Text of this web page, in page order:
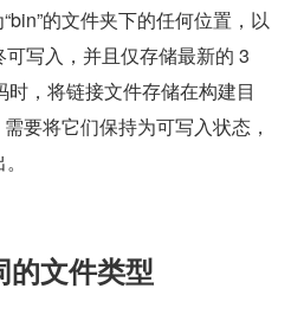
的文件夹下的任何位置，以
写入，并且仅存储最新的 3
，将链接文件存储在构建目
要将它们保持为可写入状态，
的文件类型